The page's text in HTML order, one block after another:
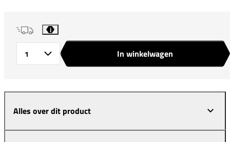
i
In winkelwagen
Alles over dit product